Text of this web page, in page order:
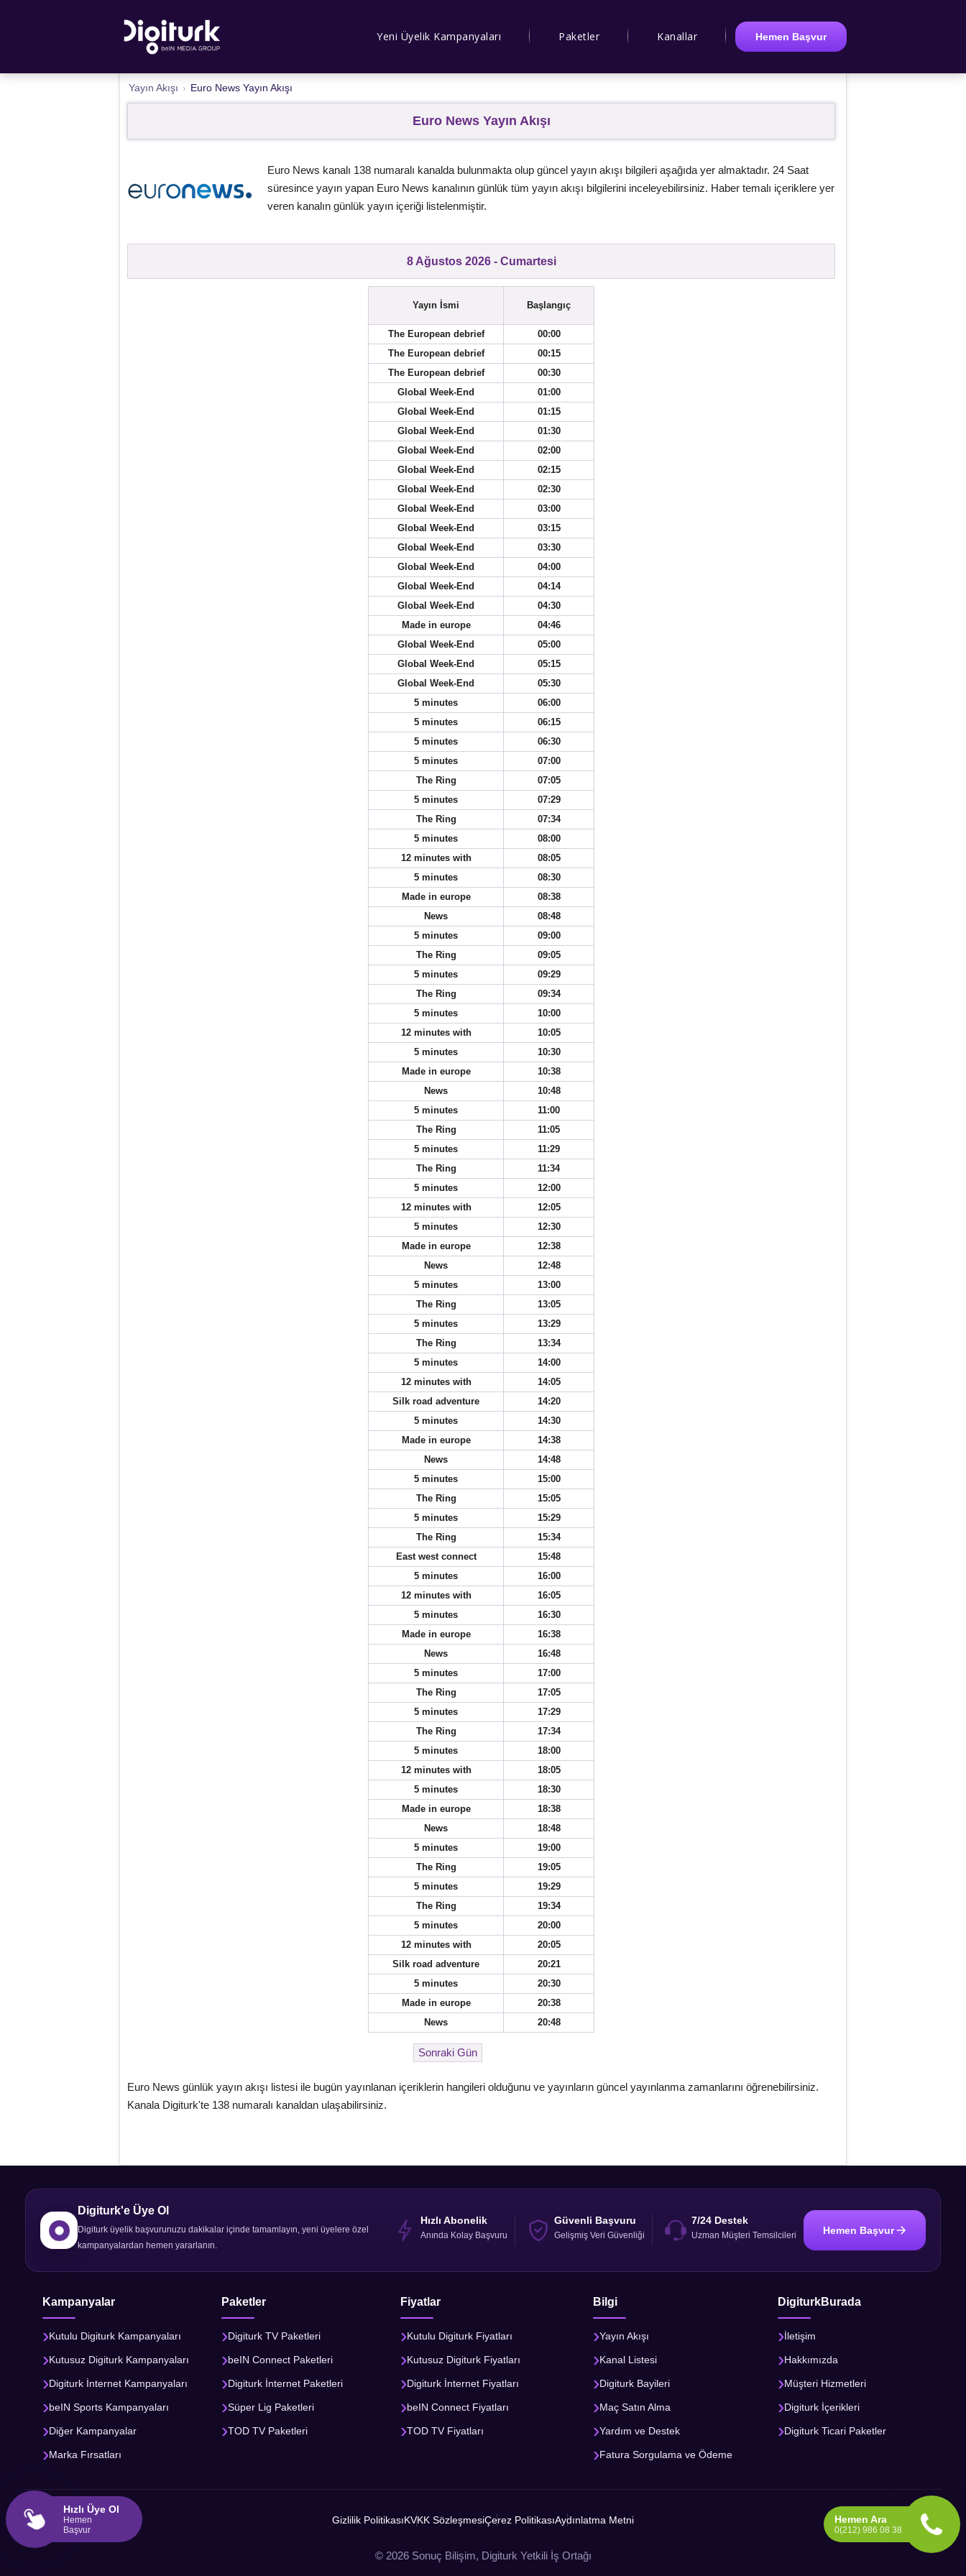
Yeni Üyelik Kampanyaları Paketler Kanallar Hemen Başvur
Yayın Akışı › Euro News Yayın Akışı
Euro News Yayın Akışı
Euro News kanalı 138 numaralı kanalda bulunmakta olup güncel yayın akışı bilgileri aşağıda yer almaktadır. 24 Saat
süresince yayın yapan Euro News kanalının günlük tüm yayın akışı bilgilerini inceleyebilirsiniz. Haber temalı içeriklere yer
veren kanalın günlük yayın içeriği listelenmiştir.
8 Ağustos 2026 - Cumartesi
Yayın İsmi Başlangıç
The European debrief
00:00
The European debrief
00:15
The European debrief
00:30
Global Week-End
01:00
Global Week-End
01:15
Global Week-End
01:30
Global Week-End
02:00
Global Week-End
02:15
Global Week-End
02:30
Global Week-End
03:00
Global Week-End
03:15
Global Week-End
03:30
Global Week-End
04:00
Global Week-End
04:14
Global Week-End
04:30
Made in europe
04:46
Global Week-End
05:00
Global Week-End
05:15
Global Week-End
05:30
5 minutes
06:00
5 minutes
06:15
5 minutes
06:30
5 minutes
07:00
The Ring
07:05
5 minutes
07:29
The Ring
07:34
5 minutes
08:00
12 minutes with
08:05
5 minutes
08:30
Made in europe
08:38
News
08:48
5 minutes
09:00
The Ring
09:05
5 minutes
09:29
The Ring
09:34
5 minutes
10:00
12 minutes with
10:05
5 minutes
10:30
Made in europe
10:38
News
10:48
5 minutes
11:00
The Ring
11:05
5 minutes
11:29
The Ring
11:34
5 minutes
12:00
12 minutes with
12:05
5 minutes
12:30
Made in europe
12:38
News
12:48
5 minutes
13:00
The Ring
13:05
5 minutes
13:29
The Ring
13:34
5 minutes
14:00
12 minutes with
14:05
Silk road adventure
14:20
5 minutes
14:30
Made in europe
14:38
News
14:48
5 minutes
15:00
The Ring
15:05
5 minutes
15:29
The Ring
15:34
East west connect
15:48
5 minutes
16:00
12 minutes with
16:05
5 minutes
16:30
Made in europe
16:38
News
16:48
5 minutes
17:00
The Ring
17:05
5 minutes
17:29
The Ring
17:34
5 minutes
18:00
12 minutes with
18:05
5 minutes
18:30
Made in europe
18:38
News
18:48
5 minutes
19:00
The Ring
19:05
5 minutes
19:29
The Ring
19:34
5 minutes
20:00
12 minutes with
20:05
Silk road adventure
20:21
5 minutes
20:30
Made in europe
20:38
News
20:48
Euro News günlük yayın akışı listesi ile bugün yayınlanan içeriklerin hangileri olduğunu ve yayınların güncel yayınlanma zamanlarını öğrenebilirsiniz.
Kanala Digiturk'te 138 numaralı kanaldan ulaşabilirsiniz.
Digiturk'e Üye Ol
Digiturk üyelik başvurunuzu dakikalar içinde tamamlayın, yeni üyelere özel
kampanyalardan hemen yararlanın.
Hızlı Abonelik
Anında Kolay Başvuru
Güvenli Başvuru
Gelişmiş Veri Güvenliği
7/24 Destek
Uzman Müşteri Temsilcileri Hemen Başvur
Kampanyalar
Kutulu Digiturk Kampanyaları
Kutusuz Digiturk Kampanyaları
Digiturk İnternet Kampanyaları
beIN Sports Kampanyaları
Diğer Kampanyalar
Marka Fırsatları
Paketler
Digiturk TV Paketleri
beIN Connect Paketleri
Digiturk İnternet Paketleri
Süper Lig Paketleri
TOD TV Paketleri
Fiyatlar
Kutulu Digiturk Fiyatları
Kutusuz Digiturk Fiyatları
Digiturk İnternet Fiyatları
beIN Connect Fiyatları
TOD TV Fiyatları
Bilgi
Yayın Akışı
Kanal Listesi
Digiturk Bayileri
Maç Satın Alma
Yardım ve Destek
Fatura Sorgulama ve Ödeme
DigiturkBurada
İletişim
Hakkımızda
Müşteri Hizmetleri
Digiturk İçerikleri
Digiturk Ticari Paketler
Gizlilik PolitikasıKVKK SözleşmesiÇerez PolitikasıAydınlatma Metni
© 2026 Sonuç Bilişim, Digiturk Yetkili İş Ortağı
Hızlı Üye Ol
Hemen
Başvur
Hemen Ara
0(212) 986 08 38